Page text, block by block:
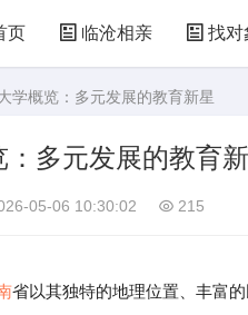
页 临沧相亲 找对
学概览：多元发展的教育新星
多元发展的教育
05-06 10:30:02 215
省以其独特的地理位置、丰富